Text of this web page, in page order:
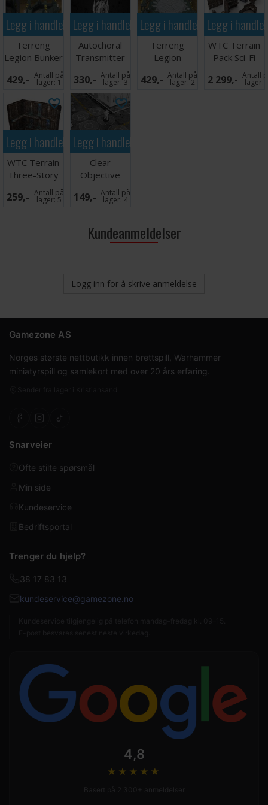
Legg i handlekurven
Terreng
Legion Bunker
429,- Antall på
lager:1
Legg i handlekurven
Autochoral
Transmitter
330,- Antall på
lager:3
Legg i handlekurven
Terreng
Legion
Machine Cult
429,- Antall på
lager:2
Legg i
WTC Terrain
Pack Sci-Fi
2 299,- Antall
lager:
Legg i handlekurven
WTC Terrain
Three-Story
Ruin Sci-Fi
259,- Antall på
lager:5
Legg i handlekurven
Clear
Objective
Markers for
Kill Team x6
149,- Antall på
lager:4
Kundeanmeldelser
Logg inn for å skrive anmeldelse
Gamezone AS
Norges største nettbutikk innen brettspill, Warhammer
miniatyrspill og samlekort med over 20 års erfaring.
Snarveier
Ofte stilte spørsmål
Min side
Kundeservice
Bedriftsportal
Trenger du hjelp?
38 17 83 13
kundeservice@gamezone.no
4,8
★★★★ ★